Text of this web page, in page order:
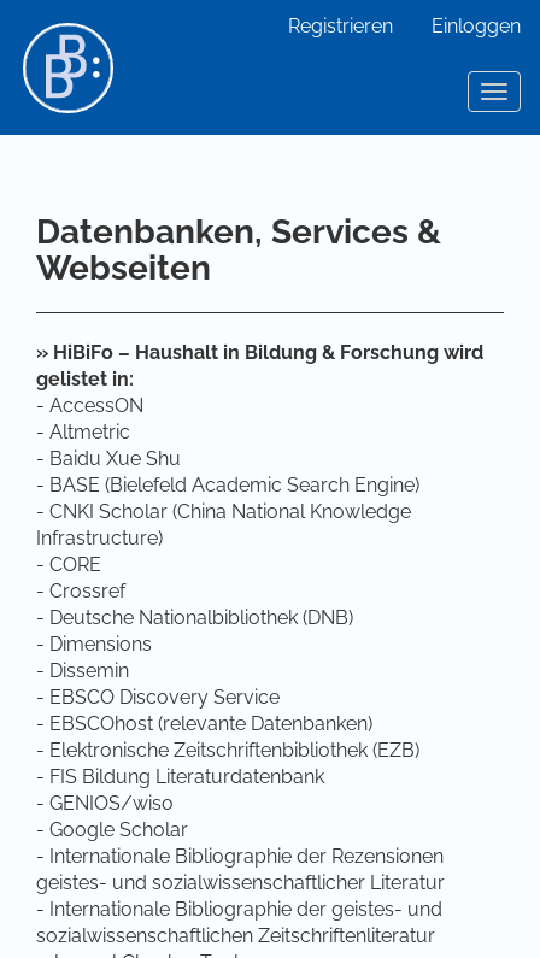
Hauptinhalt
Sidebar
Registrieren Einloggen
Datenbanken, Services &
Webseiten
» HiBiFo – Haushalt in Bildung & Forschung wird
gelistet in:
- AccessON
- Altmetric
- Baidu Xue Shu
- BASE (Bielefeld Academic Search Engine)
- CNKI Scholar (China National Knowledge
Infrastructure)
- CORE
- Crossref
- Deutsche Nationalbibliothek (DNB)
- Dimensions
- Dissemin
- EBSCO Discovery Service
- EBSCOhost (relevante Datenbanken)
- Elektronische Zeitschriftenbibliothek (EZB)
- FIS Bildung Literaturdatenbank
- GENIOS/wiso
- Google Scholar
- Internationale Bibliographie der Rezensionen
geistes- und sozialwissenschaftlicher Literatur
- Internationale Bibliographie der geistes- und
sozialwissenschaftlichen Zeitschriftenliteratur